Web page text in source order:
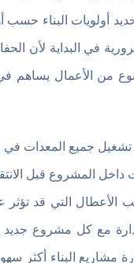
أولويات البناء
في البداية لأن
من الأعمال يساهم في
تشغيل جميع المعدات
المشروع قبل
الأعطال التي قد
مع كل مشروع جديد
مشاريع البناء أكثر